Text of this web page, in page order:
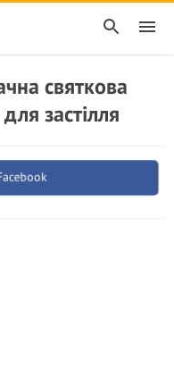
святкова
застілля